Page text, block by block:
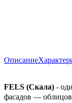
Описание
FELS (Скала) -
фасадов —